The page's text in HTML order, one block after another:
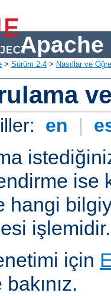
Apache
> Sürüm 2.4 > Nasıllar ve
en |
ise
hangi
işlemidir.
için